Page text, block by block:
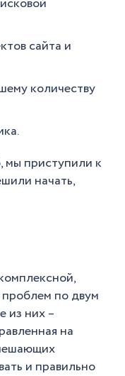
сайта и
количеству
мы приступили к
начать,
по двум
из них –
на
и правильно